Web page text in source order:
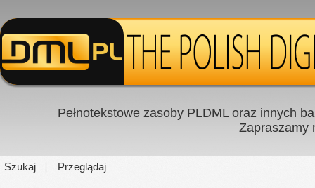
Pełnotekstowe zasoby PLDML oraz innych
Zapraszamy
Szukaj Przeglądaj